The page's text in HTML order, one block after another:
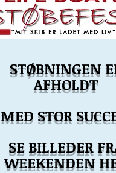
STØBNINGEN ER
AFHOLDT
MED STOR
SE BILLEDER FRA
WEEKENDEN